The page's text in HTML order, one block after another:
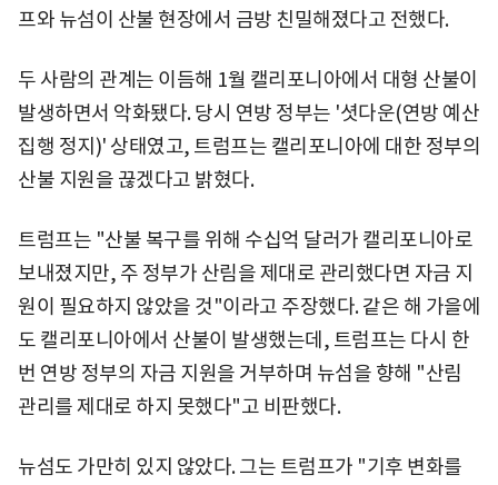
프와 뉴섬이 산불 현장에서 금방 친밀해졌다고 전했다.
두 사람의 관계는 이듬해 1월 캘리포니아에서 대형 산불이
발생하면서 악화됐다. 당시 연방 정부는 '셧다운(연방 예산
집행 정지)' 상태였고, 트럼프는 캘리포니아에 대한 정부의
산불 지원을 끊겠다고 밝혔다.
트럼프는 "산불 복구를 위해 수십억 달러가 캘리포니아로
보내졌지만, 주 정부가 산림을 제대로 관리했다면 자금 지
원이 필요하지 않았을 것"이라고 주장했다. 같은 해 가을에
도 캘리포니아에서 산불이 발생했는데, 트럼프는 다시 한
번 연방 정부의 자금 지원을 거부하며 뉴섬을 향해 "산림
관리를 제대로 하지 못했다"고 비판했다.
뉴섬도 가만히 있지 않았다. 그는 트럼프가 "기후 변화를